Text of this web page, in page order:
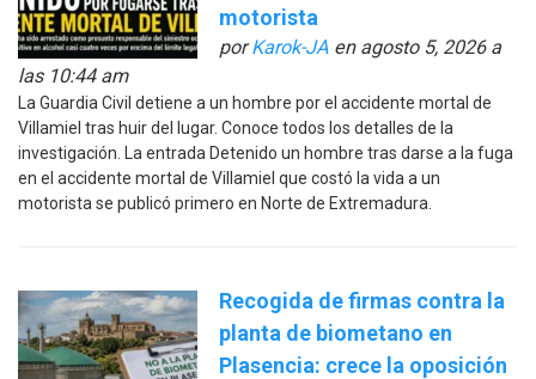
motorista
porKarok-JA en agosto 5, 2026 a
las 10:44 am
La Guardia Civil detiene a un hombre por el accidente mortal de
Villamiel tras huir del lugar. Conoce todos los detalles de la
investigación. La entrada Detenido un hombre tras darse a la fuga
en el accidente mortal de Villamiel que costó la vida a un
motorista se publicó primero en Norte de Extremadura.
Recogida de firmas contra la
planta de biometano en
Plasencia: crece la oposición